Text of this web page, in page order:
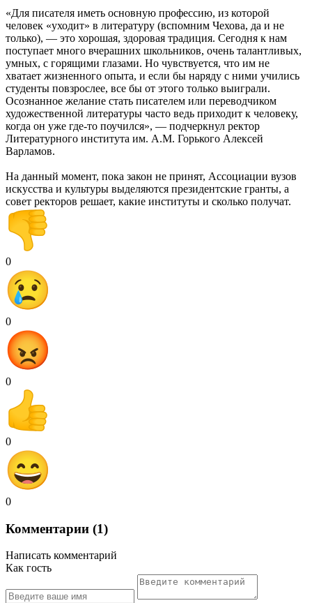
«Для писателя иметь основную профессию, из которой
человек «уходит» в литературу (вспомним Чехова, да и не
только), — это хорошая, здоровая традиция. Сегодня к нам
поступает много вчерашних школьников, очень талантливых,
умных, с горящими глазами. Но чувствуется, что им не
хватает жизненного опыта, и если бы наряду с ними учились
студенты повзрослее, все бы от этого только выиграли.
Осознанное желание стать писателем или переводчиком
художественной литературы часто ведь приходит к человеку,
когда он уже где-то поучился», — подчеркнул ректор
Литературного института им. А.М. Горького Алексей
Варламов.
На данный момент, пока закон не принят, Ассоциации вузов
искусства и культуры выделяются президентские гранты, а
совет ректоров решает, какие институты и сколько получат.
0
0
0
0
0
Комментарии (1)
Написать комментарий
Как гость